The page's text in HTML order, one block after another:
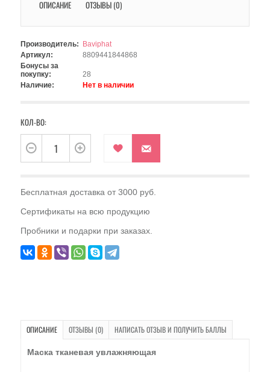
ОПИСАНИЕ ОТЗЫВЫ (0)
Производитель:
Baviphat
Артикул:
8809441844868
Бонусы за
покупку:
28
Наличие:
Нет в наличии
КОЛ-ВО:
Бесплатная доставка от 3000 руб.
Сертификаты на всю продукцию
Пробники и подарки при заказах.
ОПИСАНИЕ ОТЗЫВЫ (0) НАПИСАТЬ ОТЗЫВ И ПОЛУЧИТЬ БАЛЛЫ
Маска тканевая увлажняющая